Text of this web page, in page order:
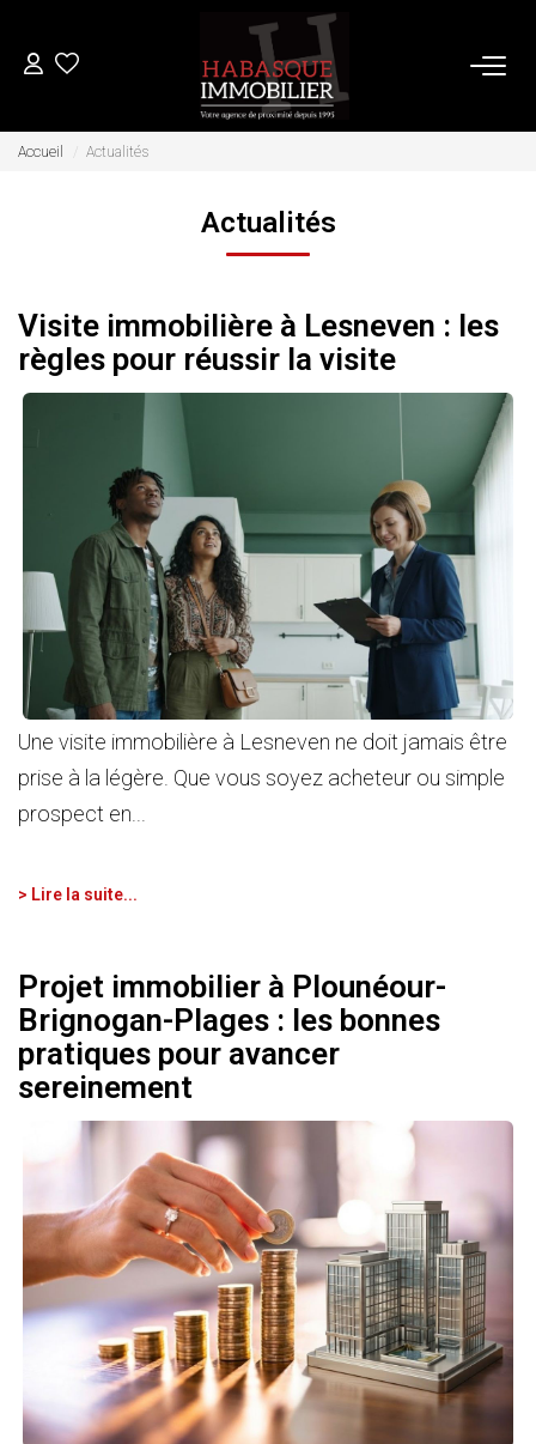
LOUER
Estimation
NOS AGENCES
Qui Nous Sommes
Nos Équipes
Nous Rejoindre
Actualités
Accueil Actualités
Actualités
Visite immobilière à Lesneven : les
règles pour réussir la visite
Une visite immobilière à Lesneven ne doit jamais être
prise à la légère. Que vous soyez acheteur ou simple
prospect en...
> Lire la suite...
Projet immobilier à Plounéour-
Brignogan-Plages : les bonnes
pratiques pour avancer
sereinement